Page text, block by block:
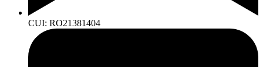
CUI: RO21381404